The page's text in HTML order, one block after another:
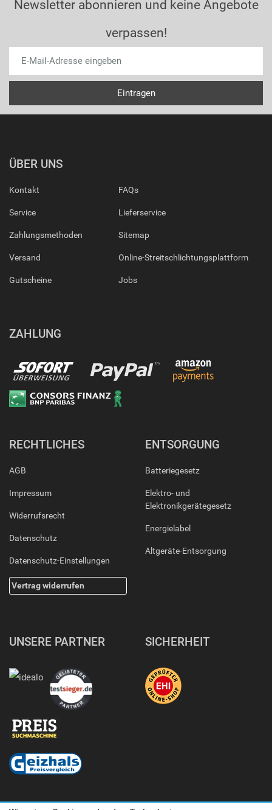
Newsletter abonnieren und keine Angebote
verpassen!
ÜBER UNS
Kontakt
Service
Zahlungsmethoden
Versand
Gutscheine
FAQs
Lieferservice
Sitemap
Online-Streitschlichtungsplattform
Jobs
ZAHLUNG
RECHTLICHES
AGB
Impressum
Widerrufsrecht
Datenschutz
Datenschutz-Einstellungen
Vertrag widerrufen
ENTSORGUNG
Batteriegesetz
Elektro- und
Elektronikgerätegesetz
Energielabel
Altgeräte-Entsorgung
UNSERE PARTNER SICHERHEIT